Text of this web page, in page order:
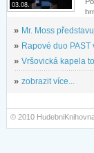
03.08.
» Mr. Moss
» Rapové duo
» Vršovická kapela
» zobrazit více...
© 2010